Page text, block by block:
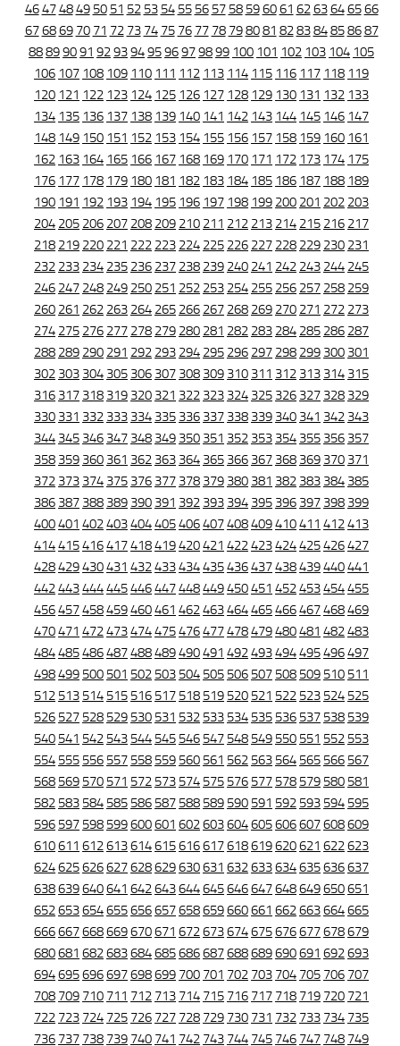
46474849 50 51 52 53 54 55 56 57 58 596061 6263646566
676869 70 71 72 73 74 75 76 77 78 798081 828384858687
88899091 9293949596979899 100 101 102 103 104 105
106 107 108 109 110 111 112 113 114 115 116 117 118 119
120 121 122 123 124 125 126 127 128 129 130 131 132 133
134 135 136 137 138 139 140 141 142 143 144 145 146 147
148 149 150 151 152 153 154 155 156 157 158 159 160 161
162 163 164 165 166 167 168 169 170 171 172 173 174 175
176 177 178 179 180 181 182 183 184 185 186 187 188 189
190 191 192 193 194 195 196 197 198 199 200 201 202 203
204 205 206 207 208 209 210 211 212 213 214 215 216 217
218 219 220 221 222 223 224 225 226 227 228 229 230 231
232 233 234 235 236 237 238 239 240 241 242 243 244 245
246 247 248 249 250 251 252 253 254 255 256 257 258 259
260 261 262 263 264 265 266 267 268 269 270 271 272 273
274 275 276 277 278 279 280 281 282 283 284 285 286 287
288 289 290 291 292 293 294 295 296 297 298 299 300 301
302 303 304 305 306 307 308 309 310 311 312 313 314 315
316 317 318 319 320 321 322 323 324 325 326 327 328 329
330 331 332 333 334 335 336 337 338 339 340 341 342 343
344 345 346 347 348 349 350 351 352 353 354 355 356 357
358 359 360 361 362 363 364 365 366 367 368 369 370 371
372 373 374 375 376 377 378 379 380 381 382 383 384 385
386 387 388 389 390 391 392 393 394 395 396 397 398 399
400401 402403404405406407408409410411 412413
414415416417418419420421 422423424425426427
428429430431 432433434435436437438439440441
442443444445446447448449450451 452453454455
456457458459460461 462463464465466467468469
470471 472473474475476477478479480481 482483
484485486487488489490491 492493494495496497
498499 500 501 502 503 504 505 506 507 508 509 510 511
512 513 514 515 516 517 518 519 520 521 522 523 524 525
526 527 528 529 530 531 532 533 534 535 536 537 538 539
540 541 542 543 544 545 546 547 548 549 550 551 552 553
554 555 556 557 558 559 560 561 562 563 564 565 566 567
568 569 570 571 572 573 574 575 576 577 578 579 580 581
582 583 584 585 586 587 588 589 590 591 592 593 594 595
596 597 598 599600601 602603604605606607608609
610611 612613614615616617618619620621 622623
624625626627628629630631 632633634635636637
638639640641 642643644645646647648649650651
652653654655656657658659660661 662663664665
666667668669670671 672673674675676677678679
680681 682683684685686687688689690691 692693
694695696697698699 700 701 702 703 704 705 706 707
708 709 710 711 712 713 714 715 716 717 718 719 720 721
722 723 724 725 726 727 728 729 730 731 732 733 734 735
736 737 738 739 740 741 742 743 744 745 746 747 748 749